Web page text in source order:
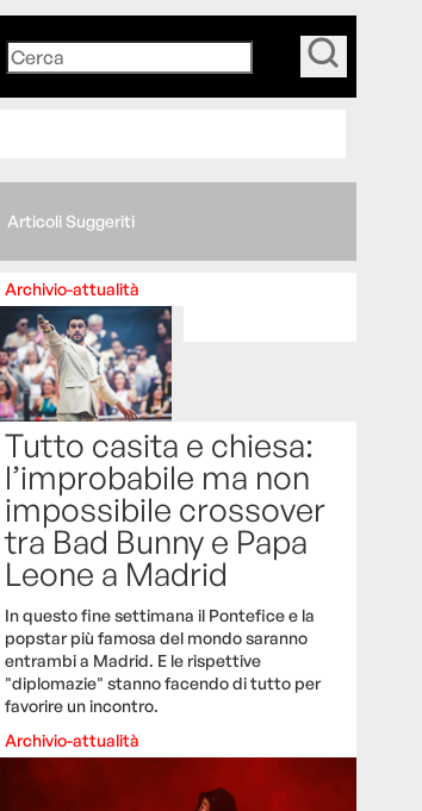
Articoli Suggeriti
Archivio-attualità
Tutto casita e chiesa:
l’improbabile ma non
impossibile crossover
tra Bad Bunny e Papa
Leone a Madrid
In questo fine settimana il Pontefice e la
popstar più famosa del mondo saranno
entrambi a Madrid. E le rispettive
"diplomazie" stanno facendo di tutto per
favorire un incontro.
Archivio-attualità